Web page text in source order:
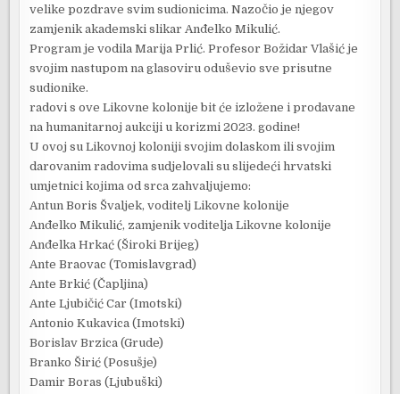
velike pozdrave svim sudionicima. Nazočio je njegov
zamjenik akademski slikar Anđelko Mikulić.
Program je vodila Marija Prlić. Profesor Božidar Vlašić je
svojim nastupom na glasoviru oduševio sve prisutne
sudionike.
radovi s ove Likovne kolonije bit će izložene i prodavane
na humanitarnoj aukciji u korizmi 2023. godine!
U ovoj su Likovnoj koloniji svojim dolaskom ili svojim
darovanim radovima sudjelovali su slijedeći hrvatski
umjetnici kojima od srca zahvaljujemo:
Antun Boris Švaljek, voditelj Likovne kolonije
Anđelko Mikulić, zamjenik voditelja Likovne kolonije
Anđelka Hrkać (Široki Brijeg)
Ante Braovac (Tomislavgrad)
Ante Brkić (Čapljina)
Ante Ljubičić Car (Imotski)
Antonio Kukavica (Imotski)
Borislav Brzica (Grude)
Branko Širić (Posušje)
Damir Boras (Ljubuški)